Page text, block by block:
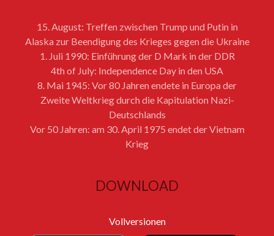
15. August: Treffen zwischen Trump und Putin in
Alaska zur Beendigung des Krieges gegen die Ukraine
1. Juli 1990: Einführung der D Mark in der DDR
4th of July: Independence Day in den USA
8. Mai 1945: Vor 80 Jahren endete in Europa der
Zweite Weltkrieg durch die Kapitulation Nazi-
Deutschlands
Vor 50 Jahren: am 30. April 1975 endet der Vietnam
Krieg
DOWNLOAD
Vollversionen